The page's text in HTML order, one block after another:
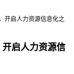
开启人力资源信息化之
启人力资源信